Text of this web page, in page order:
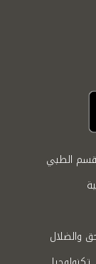
الطبي
والضلال